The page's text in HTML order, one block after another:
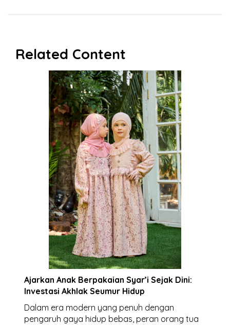
Related Content
Ajarkan Anak Berpakaian Syar’i Sejak Dini:
Investasi Akhlak Seumur Hidup
Dalam era modern yang penuh dengan
pengaruh gaya hidup bebas, peran orang tua